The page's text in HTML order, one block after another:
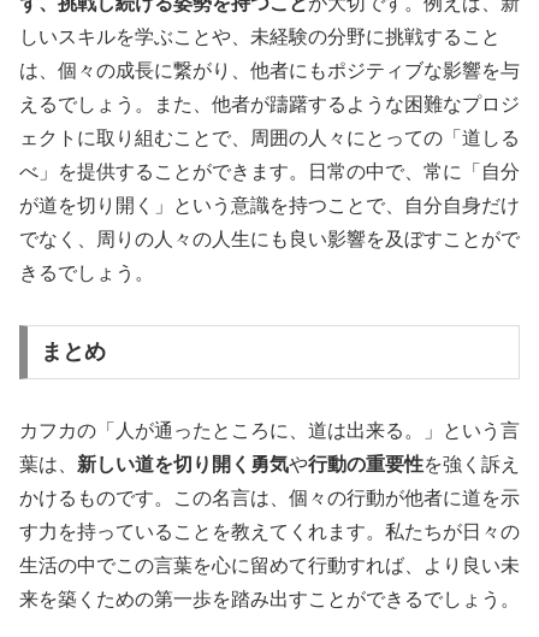
しいスキルを学ぶことや、未経験の分野に挑戦すること
は、個々の成長に繋がり、他者にもポジティブな影響を与
えるでしょう。また、他者が躊躇するような困難なプロジ
ェクトに取り組むことで、周囲の人々にとっての「道しる
べ」を提供することができます。日常の中で、常に「自分
が道を切り開く」という意識を持つことで、自分自身だけ
でなく、周りの人々の人生にも良い影響を及ぼすことがで
きるでしょう。
まとめ
カフカの「人が通ったところに、道は出来る。」という言
葉は、 新しい道を切り開く勇気や行動の重要性を強く訴え
かけるものです。この名言は、個々の行動が他者に道を示
す力を持っていることを教えてくれます。私たちが日々の
生活の中でこの言葉を心に留めて行動すれば、より良い未
来を築くための第一歩を踏み出すことができるでしょう。